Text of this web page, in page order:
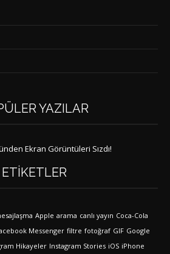
YAZILAR
Ekran Görüntüleri Sızdı!
ETIKETLER
Apple arama canlı yayın Coca-Cola
Messenger filtre fotoğraf GIF Google
Hikayeler Instagram Stories iOS iPhone